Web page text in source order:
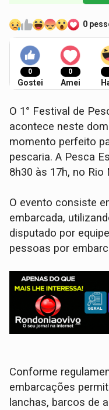
0
0
Gostei
0
Amei
O 1° Festival de
acontece neste
momento perfeito
pescaria. A Pesca
8h30 às 17h, no Rio
O evento consiste
embarcada,
disputado por
pessoas por
Conforme
embarcações
lanchas, barcos de